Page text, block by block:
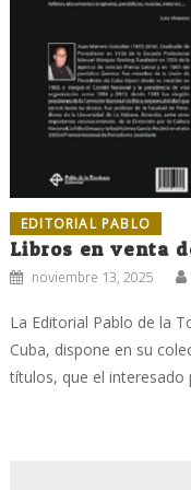
EDITORIAL PABLO
Libros en venta
noviembre 13, 2025
La Editorial Pablo de la
Cuba, dispone en su
títulos, que el interesado